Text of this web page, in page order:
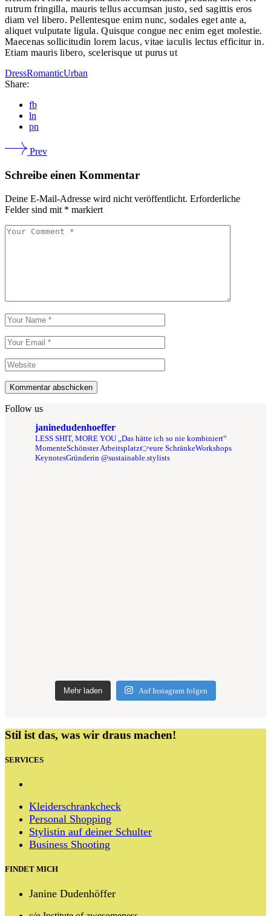
rutrum fringilla, mauris tellus accumsan justo, sed sagittis eros
diam vel libero. Pellentesque enim nunc, sodales eget ante a,
aliquet vulputate ligula. Quisque congue nec enim eget molestie.
Maecenas sollicitudin lorem lacus, vitae iaculis lectus efficitur in.
Etiam mauris libero, scelerisque ut purus ut
DressRomanticUrban
Share:
fb
ln
pn
Prev
Schreibe einen Kommentar
Deine E-Mail-Adresse wird nicht veröffentlicht. Erforderliche
Felder sind mit * markiert
Kommentar abschicken
Follow us
janinedudenhoeffer
LESS SHIT, MORE YOU „Das hätte ich so nie kombiniert“
MomenteSchönster Arbeitsplatz👉eure SchränkeWorkshops
KeynotesGründerin @sustainable.stylists
Mehr laden Auf Instagram folgen
Stil ist das, was wir draus machen!
SERVICES
Kleiderschrankcheck
Personal Shopping
Stylistin auf deiner Schulter
Business Shooting
FINDET MICH
Janine Dudenhöffer